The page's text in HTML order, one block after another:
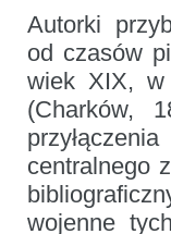
Autorki
od czasów
wiek XIX, w
(Charków,
centralnego
wojenne